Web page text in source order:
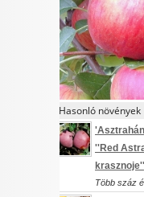
Hasonló növények
''Red
Több száz